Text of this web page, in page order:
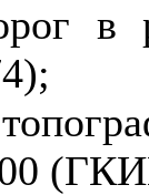
в
4);
0